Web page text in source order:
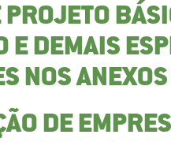
PROJETO
E DEMAIS
NOS
DE